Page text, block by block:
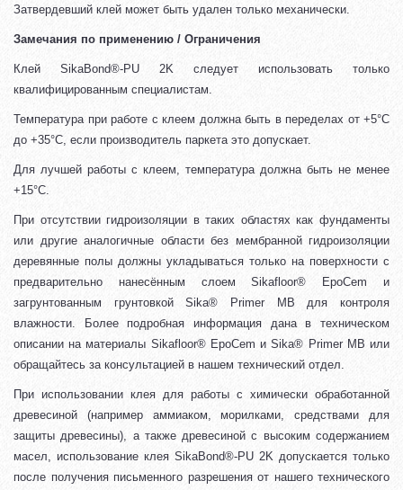
Затвердевший клей может быть удален только механически.
Замечания по применению / Ограничения
Клей SikaBond®-PU 2K следует использовать только
квалифицированным специалистам.
Температура при работе с клеем должна быть в переделах от +5°C
до +35°C, если производитель паркета это допускает.
Для лучшей работы с клеем, температура должна быть не менее
+15°C.
При отсутствии гидроизоляции в таких областях как фундаменты
или другие аналогичные области без мембранной гидроизоляции
деревянные полы должны укладываться только на поверхности с
предварительно нанесённым слоем Sikafloor® EpoCem и
загрунтованным грунтовкой Sika® Primer MB для контроля
влажности. Более подробная информация дана в техническом
описании на материалы Sikafloor® EpoCem и Sika® Primer MB или
обращайтесь за консультацией в нашем технический отдел.
При использовании клея для работы с химически обработанной
древесиной (например аммиаком, морилками, средствами для
защиты древесины), а также древесиной с высоким содержанием
масел, использование клея SikaBond®-PU 2K допускается только
после получения письменного разрешения от нашего технического